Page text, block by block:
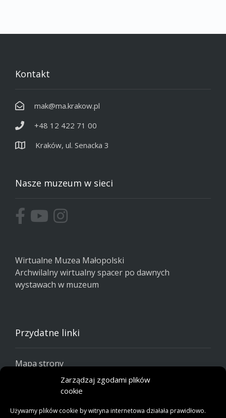
Zarządzaj zgodami plików
cookie
Używamy plików cookie by witryna internetowa działała prawidłowo.
Kontakt
mak@ma.krakow.pl
+48 12 422 71 00
Kraków, ul. Senacka 3
Nasze muzeum w sieci
Wirtualne Muzea Małopolski
Archwilalny wirtualny spacer po dawnych
wystawach w muzeum
Przydatne linki
Mapa strony
Polityka prywatności
Polityka cookie